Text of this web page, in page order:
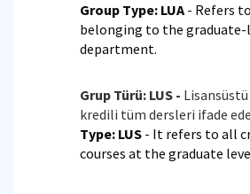
Group Type: LUA- Refers
belonging to the graduate-
department.
Grup Türü: LUS -
kredili tüm dersleri ifade
Type: LUS - It refers to all
courses at the graduate